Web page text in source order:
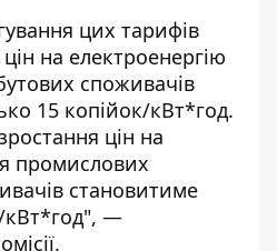
цих тарифів
на електроенергію
споживачів
15 копійок/кВт*год.
цін на
промислових
становитиме
кВт*год", —